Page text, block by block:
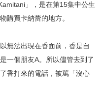
」，是在第15集中公生
購買卡納蕾的地方。
無法出現在香面前，香是自
一個朋友A。所以儘管去到了
香打來的電話，被罵「沒心